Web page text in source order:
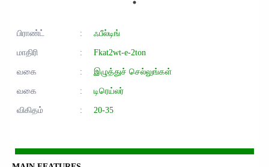
பிராண்ட் :
ஃபீல்டிங்
மாதிரி
:
Fkat2wt-e-2ton
வகை
:
இழுத்துச் செல்லுங்கள்
வகை
:
டிரெய்லர்
விகிதம்
: 20-35